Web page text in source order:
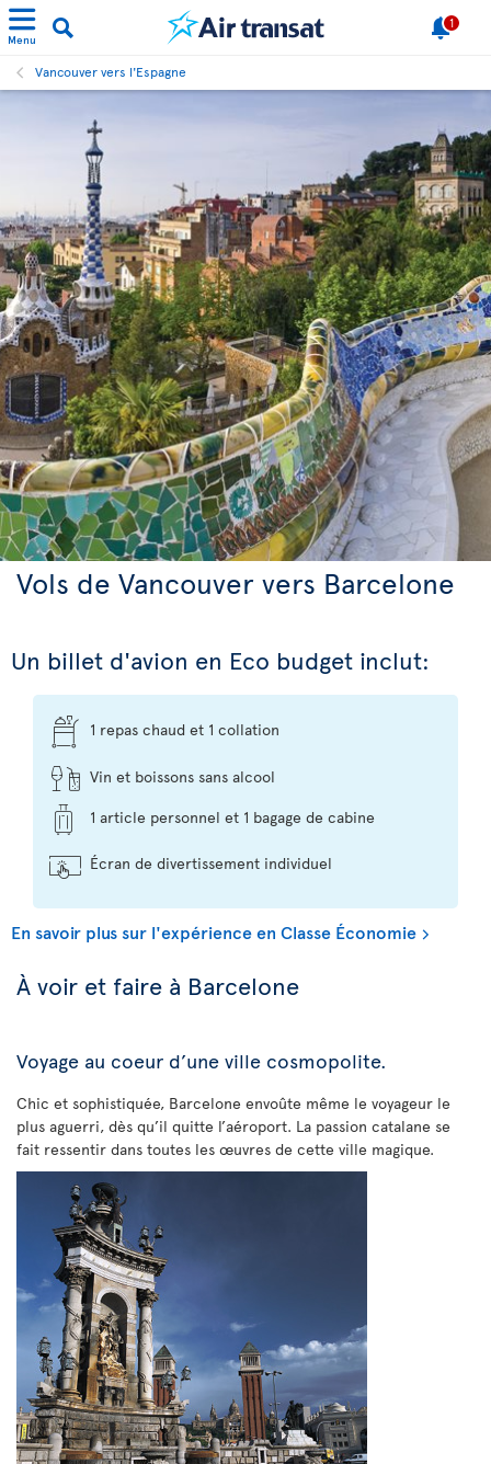
Menu
1
Vancouver vers l'Espagne
Vols de Vancouver vers Barcelone
Un billet d'avion en Eco budget inclut:
1 repas chaud et 1 collation
Vin et boissons sans alcool
1 article personnel et 1 bagage de cabine
Écran de divertissement individuel
En savoir plus sur l'expérience en Classe Économie
À voir et faire à Barcelone
Voyage au coeur d’une ville cosmopolite.
Chic et sophistiquée, Barcelone envoûte même le voyageur le
plus aguerri, dès qu’il quitte l’aéroport. La passion catalane se
fait ressentir dans toutes les œuvres de cette ville magique.